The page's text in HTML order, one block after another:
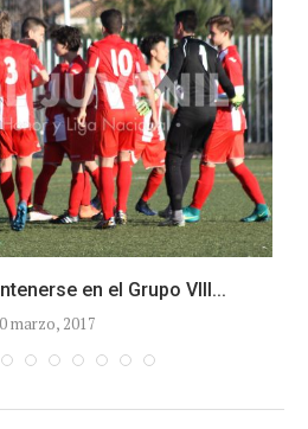
en el Grupo VIII...
marzo, 2017